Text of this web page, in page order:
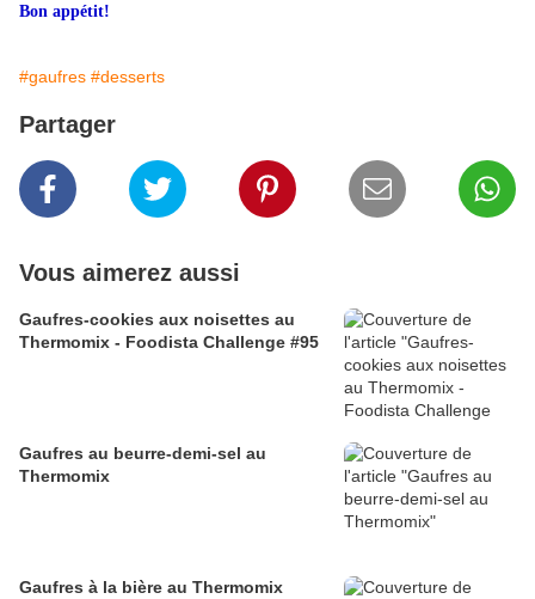
Bon appétit!
#gaufres #desserts
Partager
Vous aimerez aussi
Gaufres-cookies aux noisettes au
Thermomix - Foodista Challenge #95
Gaufres au beurre-demi-sel au
Thermomix
Gaufres à la bière au Thermomix